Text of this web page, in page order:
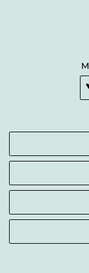
Гарантии качества
Часто задаваемые